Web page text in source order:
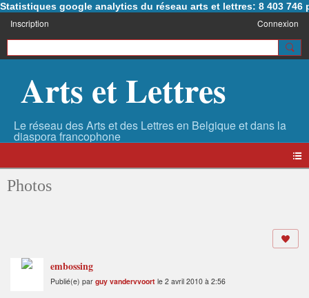
Statistiques google analytics du réseau arts et lettres: 8 403 746
Inscription Connexion
Arts et Lettres
Photos
embossing
Publié(e) par guy vandervvoort le 2 avril 2010 à 2:56